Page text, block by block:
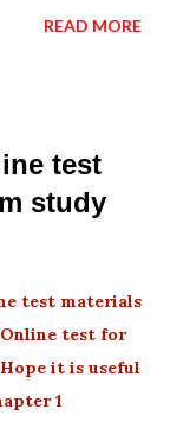
READ MORE
test
study
test materials
test for
it is useful
1